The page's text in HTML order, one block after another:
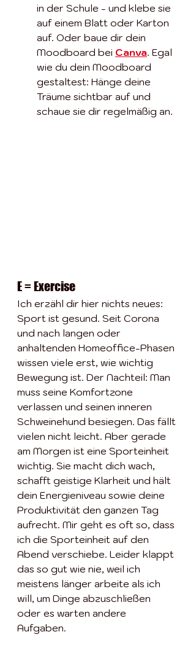
in der Schule - und klebe sie
auf einem Blatt oder Karton
auf. Oder baue dir dein
Moodboard bei Canva. Egal
wie du dein Moodboard
gestaltest: Hänge deine
Träume sichtbar auf und
schaue sie dir regelmäßig an.
E = Exercise
Ich erzähl dir hier nichts neues:
Sport ist gesund. Seit Corona
und nach langen oder
anhaltenden Homeoffice-Phasen
wissen viele erst, wie wichtig
Bewegung ist. Der Nachteil: Man
muss seine Komfortzone
verlassen und seinen inneren
Schweinehund besiegen. Das fällt
vielen nicht leicht. Aber gerade
am Morgen ist eine Sporteinheit
wichtig. Sie macht dich wach,
schafft geistige Klarheit und hält
dein Energieniveau sowie deine
Produktivität den ganzen Tag
aufrecht. Mir geht es oft so, dass
ich die Sporteinheit auf den
Abend verschiebe. Leider klappt
das so gut wie nie, weil ich
meistens länger arbeite als ich
will, um Dinge abzuschließen
oder es warten andere
Aufgaben.